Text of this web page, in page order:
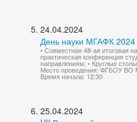
24.04.2024
День науки МГАФК 2024
• Совместная 48-ая итоговая
практическая конференция
направлениям; • Круглые
Место проведения: ФГБОУ
Время начала: 12:30
25.04.2024